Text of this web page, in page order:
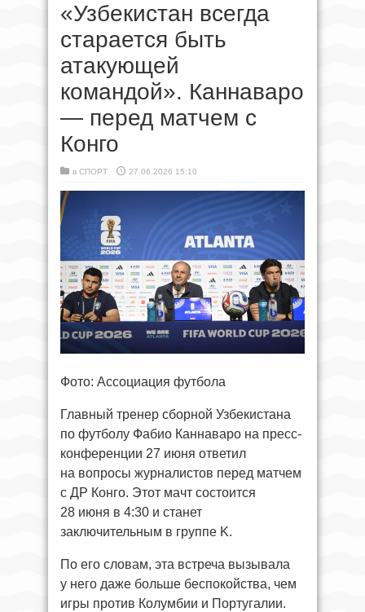
«Узбекистан всегда
старается быть
атакующей
командой». Каннаваро
— перед матчем с
Конго
в СПОРТ 27.06.2026 15:10
Фото: Ассоциация футбола
Главный тренер сборной Узбекистана
по футболу Фабио Каннаваро на пресс-
конференции 27 июня ответил
на вопросы журналистов перед матчем
с ДР Конго. Этот мачт состоится
28 июня в 4:30 и станет
заключительным в группе K.
По его словам, эта встреча вызывала
у него даже больше беспокойства, чем
игры против Колумбии и Португалии.